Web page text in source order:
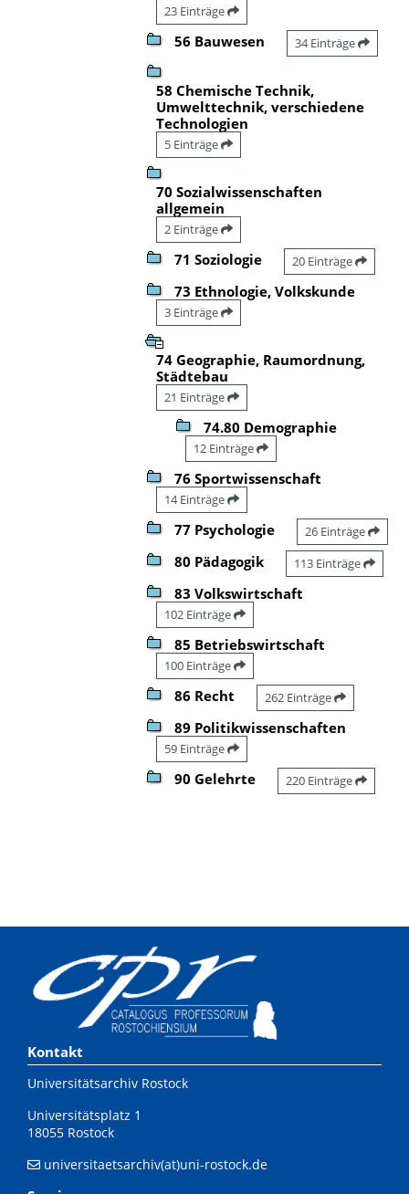
23 Einträge
56 Bauwesen 34 Einträge
58 Chemische Technik,
Umwelttechnik, verschiedene
Technologien
5 Einträge
70 Sozialwissenschaften
allgemein
2 Einträge
71 Soziologie 20 Einträge
73 Ethnologie, Volkskunde
3 Einträge
74 Geographie, Raumordnung,
Städtebau
21 Einträge
74.80 Demographie
12 Einträge
76 Sportwissenschaft
14 Einträge
77 Psychologie 26 Einträge
80 Pädagogik 113 Einträge
83 Volkswirtschaft
102 Einträge
85 Betriebswirtschaft
100 Einträge
86 Recht 262 Einträge
89 Politikwissenschaften
59 Einträge
90 Gelehrte 220 Einträge
Kontakt
Universitätsarchiv Rostock
Universitätsplatz 1
18055 Rostock
universitaetsarchiv(at)uni-rostock.de